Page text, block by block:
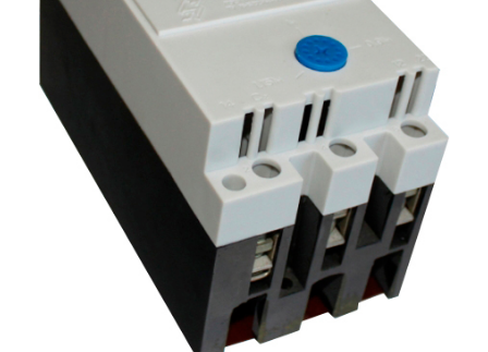
Стремянки с
опорой
Ширмы
РЗА (шторы)
Штендеры
Щиты
диэлектрические